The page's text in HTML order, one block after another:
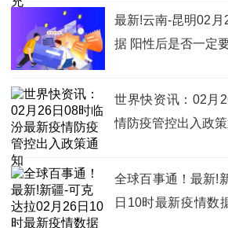
最新!云南-昆明02
据 阳性后是否一定
世界快资讯：02月
情防疫管控出入政
全球百事通！最新!
日10时最新疫情数